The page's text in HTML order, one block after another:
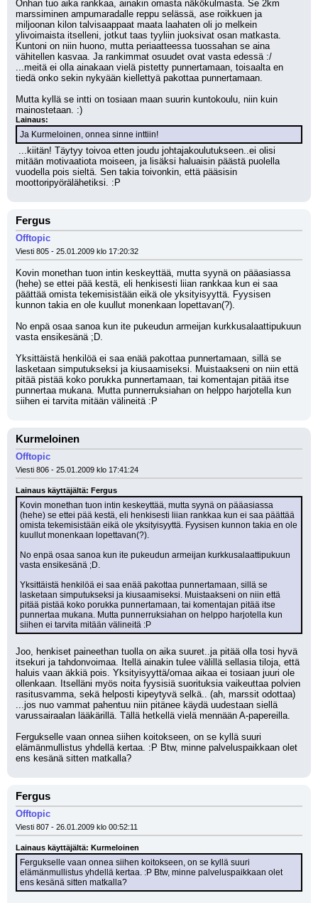
Onhan tuo aika rankkaa, ainakin omasta näkökulmasta. Se 2km
marssiminen ampumaradalle reppu selässä, ase roikkuen ja
miljoonan kilon talvisaappaat maata laahaten oli jo melkein
ylivoimaista itselleni, jotkut taas tyyliin juoksivat osan matkasta.
Kuntoni on niin huono, mutta periaatteessa tuossahan se aina
vähitellen kasvaa. Ja rankimmat osuudet ovat vasta edessä :/
...meitä ei olla ainakaan vielä pistetty punnertamaan, toisaalta en
tiedä onko sekin nykyään kiellettyä pakottaa punnertamaan.
Mutta kyllä se intti on tosiaan maan suurin kuntokoulu, niin kuin
mainostetaan. :)
Lainaus:
Ja Kurmeloinen, onnea sinne inttiin!
mitään motivaatiota moiseen, ja lisäksi haluaisin päästä puolella
vuodella pois sieltä. Sen takia toivonkin, että pääsisin
moottoripyörälähetiksi. :P
Fergus
Offtopic
Viesti 805 - 25.01.2009 klo 17:20:32
Kovin monethan tuon intin keskeyttää, mutta syynä on pääasiassa
(hehe) se ettei pää kestä, eli henkisesti liian rankkaa kun ei saa
päättää omista tekemisistään eikä ole yksityisyyttä. Fyysisen
kunnon takia en ole kuullut monenkaan lopettavan(?).
No enpä osaa sanoa kun ite pukeudun armeijan kurkkusalaattipukuun
vasta ensikesänä ;D.
Yksittäistä henkilöä ei saa enää pakottaa punnertamaan, sillä se
lasketaan simputukseksi ja kiusaamiseksi. Muistaakseni on niin että
pitää pistää koko porukka punnertamaan, tai komentajan pitää itse
punnertaa mukana. Mutta punnerruksiahan on helppo harjotella kun
siihen ei tarvita mitään välineitä :P
Kurmeloinen
Offtopic
Viesti 806 - 25.01.2009 klo 17:41:24
Lainaus käyttäjältä: Fergus
Kovin monethan tuon intin keskeyttää, mutta syynä on pääasiassa
(hehe) se ettei pää kestä, eli henkisesti liian rankkaa kun ei saa päättää
omista tekemisistään eikä ole yksityisyyttä. Fyysisen kunnon takia en ole
kuullut monenkaan lopettavan(?).
No enpä osaa sanoa kun ite pukeudun armeijan kurkkusalaattipukuun
vasta ensikesänä ;D.
Yksittäistä henkilöä ei saa enää pakottaa punnertamaan, sillä se
lasketaan simputukseksi ja kiusaamiseksi. Muistaakseni on niin että
pitää pistää koko porukka punnertamaan, tai komentajan pitää itse
punnertaa mukana. Mutta punnerruksiahan on helppo harjotella kun
siihen ei tarvita mitään välineitä :P
Joo, henkiset paineethan tuolla on aika suuret..ja pitää olla tosi hyvä
itsekuri ja tahdonvoimaa. Itellä ainakin tulee välillä sellasia tiloja, että
haluis vaan äkkiä pois. Yksityisyyttä/omaa aikaa ei tosiaan juuri ole
ollenkaan. Itselläni myös noita fyysisiä suorituksia vaikeuttaa polvien
rasitusvamma, sekä helposti kipeytyvä selkä.. (ah, marssit odottaa)
...jos nuo vammat pahentuu niin pitänee käydä uudestaan siellä
varussairaalan lääkärillä. Tällä hetkellä vielä mennään A-papereilla.
Fergukselle vaan onnea siihen koitokseen, on se kyllä suuri
elämänmullistus yhdellä kertaa. :P Btw, minne palveluspaikkaan olet
ens kesänä sitten matkalla?
Fergus
Offtopic
Viesti 807 - 26.01.2009 klo 00:52:11
Lainaus käyttäjältä: Kurmeloinen
Fergukselle vaan onnea siihen koitokseen, on se kyllä suuri
elämänmullistus yhdellä kertaa. :P Btw, minne palveluspaikkaan olet
ens kesänä sitten matkalla?